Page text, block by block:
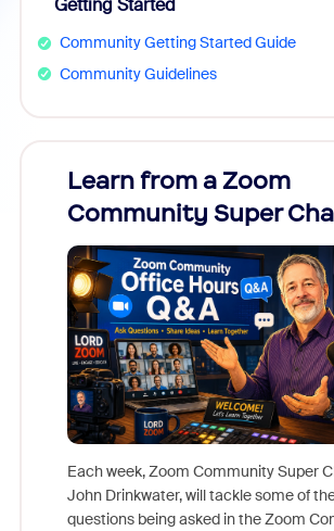
Getting Started
Community Getting Started Guide
Community Guidelines
Learn from a Zoom
Community Super
Each week, Zoom Community Super
John Drinkwater, will tackle some of
questions being asked in the Zoom